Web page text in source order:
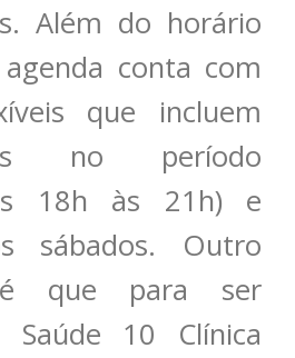
Além do horário
conta com
que incluem
no período
18h às 21h) e
sábados. Outro
é que para ser
Saúde 10 Clínica